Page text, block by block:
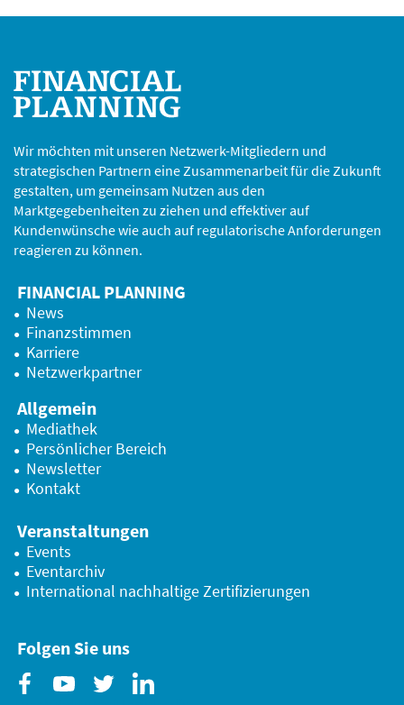
Wir möchten mit unseren Netzwerk-Mitgliedern und
strategischen Partnern eine Zusammenarbeit für die Zukunft
gestalten, um gemeinsam Nutzen aus den
Marktgegebenheiten zu ziehen und effektiver auf
Kundenwünsche wie auch auf regulatorische Anforderungen
reagieren zu können.
FINANCIAL PLANNING
News
Finanzstimmen
Karriere
Netzwerkpartner
Allgemein
Mediathek
Persönlicher Bereich
Newsletter
Kontakt
Veranstaltungen
Events
Eventarchiv
International nachhaltige Zertifizierungen
Folgen Sie uns